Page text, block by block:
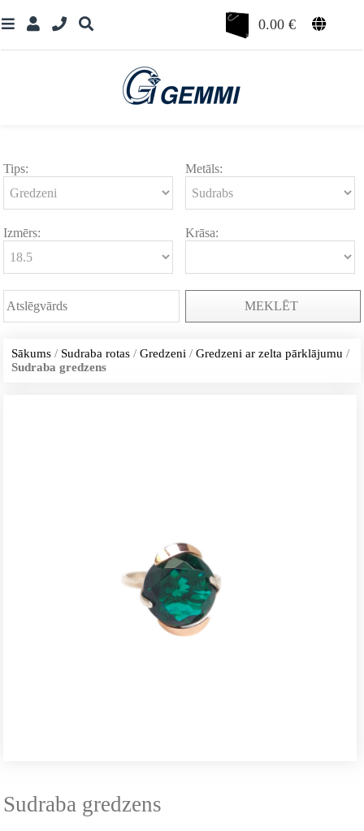
0.00€
Tips: Metāls:
Izmērs: Krāsa:
MEKLĒT
Sākums / Sudraba rotas /Gredzeni /Gredzeni ar zelta pārklājumu /
Sudraba gredzens
Sudraba gredzens